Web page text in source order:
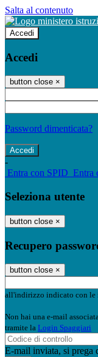
Salta al contenuto
Accedi
Accedi
button close ×
Password dimenticata?
-
Entra con SPID Entra
Seleziona utente
button close ×
Recupero
button close ×
all'indirizzo indicato con le
Non hai una e-mail
tramite la Login Spaggiari
E-mail inviata, si prega